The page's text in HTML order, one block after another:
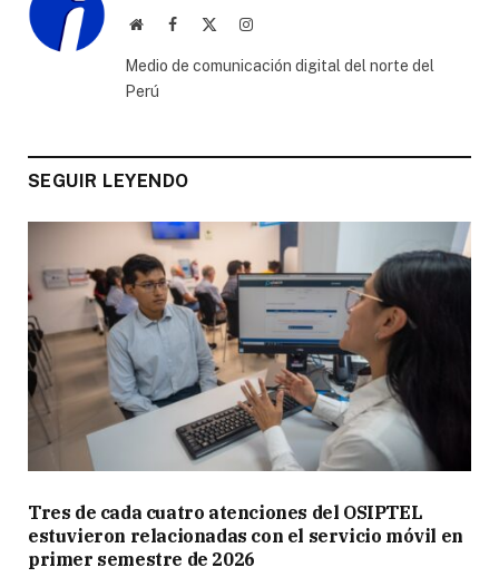
WebsiteFacebook Instagram
Medio de comunicación digital del norte del
Perú
SEGUIR LEYENDO
Tres de cada cuatro atenciones del OSIPTEL
estuvieron relacionadas con el servicio móvil en
primer semestre de 2026